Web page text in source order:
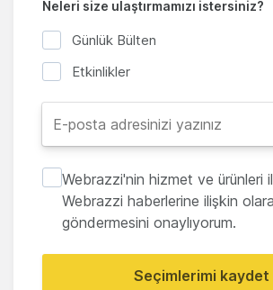
Neleri size ulaştırmamızı istersiniz?
Günlük Bülten
Etkinlikler
Webrazzi'nin hizmet ve ürünleri
Webrazzi haberlerine ilişkin
göndermesini onaylıyorum.
Seçimlerimi kaydet